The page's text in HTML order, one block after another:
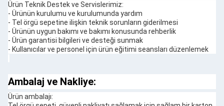
Ürün Teknik Destek ve Servislerimiz:
- Ürünün kurulumu ve kurulumunda yardım
- Tel örgü sepetine ilişkin teknik sorunların giderilmesi
- Ürünün uygun bakımı ve bakımı konusunda rehberlik
- Ürün garantisi bilgileri ve desteği sunmak
- Kullanıcılar ve personel için ürün eğitimi seansları düzenlemek
Ambalaj ve Nakliye:
Ürün ambalajı: